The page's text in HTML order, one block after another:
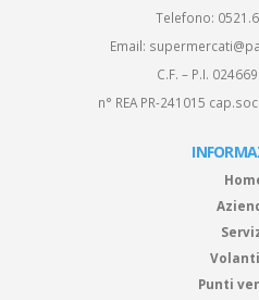
Telefono:
Email:
C.F. – P.I.
n° REA PR-241015
Punti